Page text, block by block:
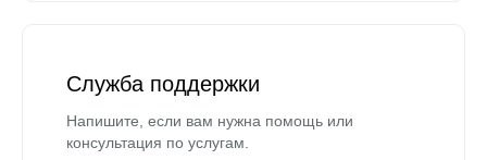
Служба поддержки
Напишите, если вам нужна помощь или
консультация по услугам.